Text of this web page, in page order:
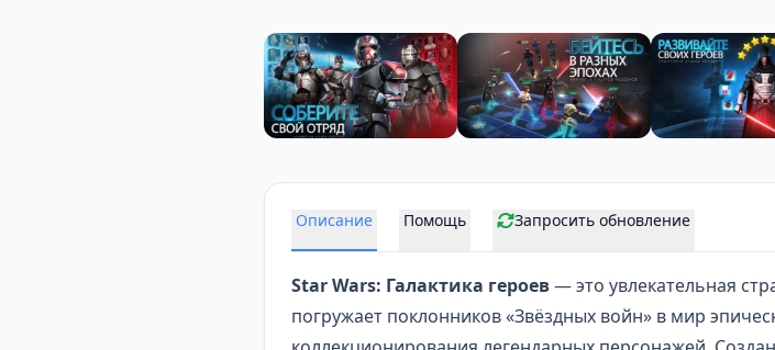
Описание Помощь Запросить обновление
Star Wars: Галактика героев— это увлекательная
погружает поклонников «Звёздных войн» в мир